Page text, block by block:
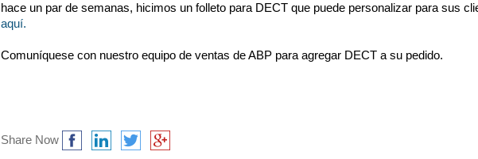
hace un par de semanas, hicimos un folleto para DECT que puede personalizar para sus
aquí.
Comuníquese con nuestro equipo de ventas de ABP para agregar DECT a su pedido.
Share Now